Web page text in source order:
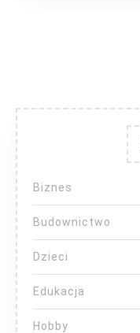
Biznes
Budownictwo
Dzieci
Edukacja
Hobby